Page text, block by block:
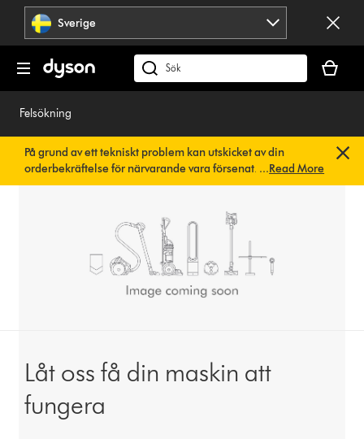
Hoppa
navigering
Sverige
Sök
på
är
tom
Felsökning
På grund av ett tekniskt problem kan utskicket av din
orderbekräftelse för närvarande vara försenat. Vi arbetar
redan på en snabb lösning.Du behöver inte göra någonting.
...Read More
Låt oss få din maskin att
fungera